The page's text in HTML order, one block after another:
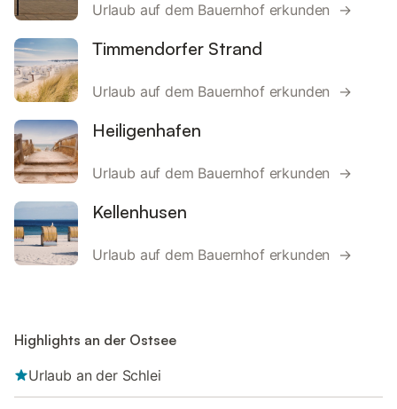
Urlaub auf dem Bauernhof erkunden →
Timmendorfer Strand
Urlaub auf dem Bauernhof erkunden →
Heiligenhafen
Urlaub auf dem Bauernhof erkunden →
Kellenhusen
Urlaub auf dem Bauernhof erkunden →
Highlights an der Ostsee
Urlaub an der Schlei